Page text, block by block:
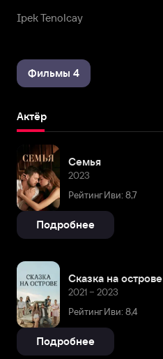
Ipek Tenolcay
Фильмы 4
Актёр
Семья
2023
Рейтинг Иви: 8,7
Подробнее
Сказка на острове
2021 – 2023
Рейтинг Иви: 8,4
Подробнее